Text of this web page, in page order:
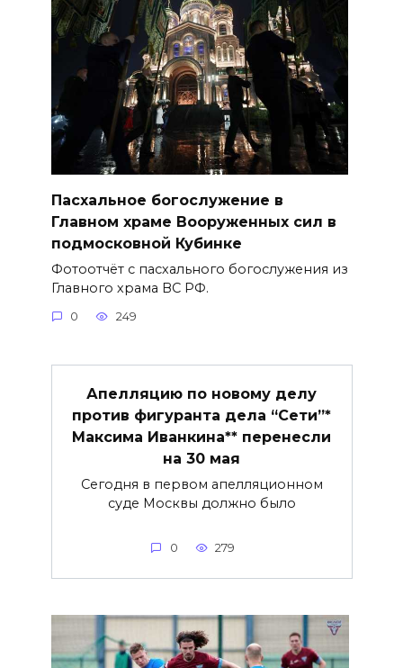
Пасхальное богослужение в
Главном храме Вооруженных сил в
подмосковной Кубинке
Фотоотчёт с пасхального богослужения из
Главного храма ВС РФ.
0 249
Апелляцию по новому делу
против фигуранта дела “Сети”*
Максима Иванкина** перенесли
на 30 мая
Сегодня в первом апелляционном
суде Москвы должно было
0 279